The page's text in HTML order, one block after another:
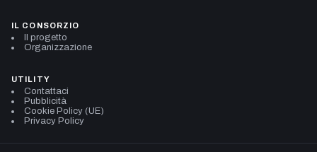
IL CONSORZIO
Il progetto
Organizzazione
UTILITY
Contattaci
Pubblicità
Cookie Policy (UE)
Privacy Policy